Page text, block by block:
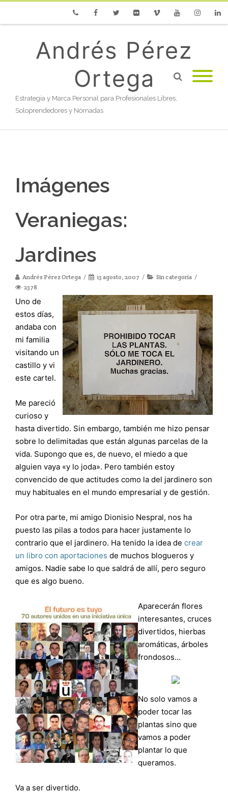
Andrés Pérez
Ortega
Estrategia y Marca Personal para Profesionales Libres,
Soloprendedores y Nómadas
Imágenes
Veraniegas:
Jardines
Andrés Pérez Ortega 13 agosto, 2007
Sin categoría
2378
Uno de
estos días,
andaba con
mi familia
visitando un
castillo y vi
este cartel.
Me pareció
curioso y
hasta divertido. Sin embargo, también me hizo pensar
sobre lo delimitadas que están algunas parcelas de la
vida. Supongo que es, de nuevo, el miedo a que
alguien vaya «y lo joda». Pero también estoy
convencido de que actitudes como la del jardinero son
muy habituales en el mundo empresarial y de gestión.
Por otra parte, mi amigo Dionisio Nespral, nos ha
puesto las pilas a todos para hacer justamente lo
contrario que el jardinero. Ha tenido la idea de crear
un libro con aportaciones de muchos blogueros y
amigos. Nadie sabe lo que saldrá de allí, pero seguro
que es algo bueno.
Aparecerán flores
interesantes, cruces
divertidos, hierbas
aromáticas, árboles
frondosos…
No solo vamos a
poder tocar las
plantas sino que
vamos a poder
plantar lo que
queramos.
Va a ser divertido.